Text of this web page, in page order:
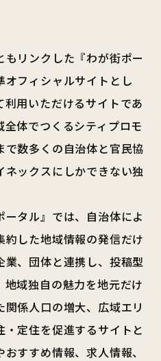
リンクした『わが街ポー
フィシャルサイトとし
用いただけるサイトであ
体でつくるシティプロモ
数多くの自治体と官民協
ックスにしかできない独
タル』では、自治体によ
約した地域情報の発信だけ
、団体と連携し、投稿型
域独自の魅力を地元だけ
係人口の増大、広域エリ
定住を促進するサイトと
すすめ情報、求人情報、